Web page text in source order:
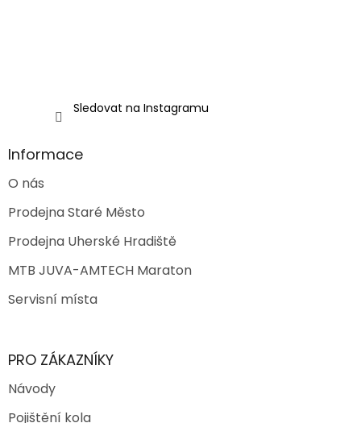
Sledovat na Instagramu
Informace
O nás
Prodejna Staré Město
Prodejna Uherské Hradiště
MTB JUVA-AMTECH Maraton
Servisní místa
PRO ZÁKAZNÍKY
Návody
Pojištění kola